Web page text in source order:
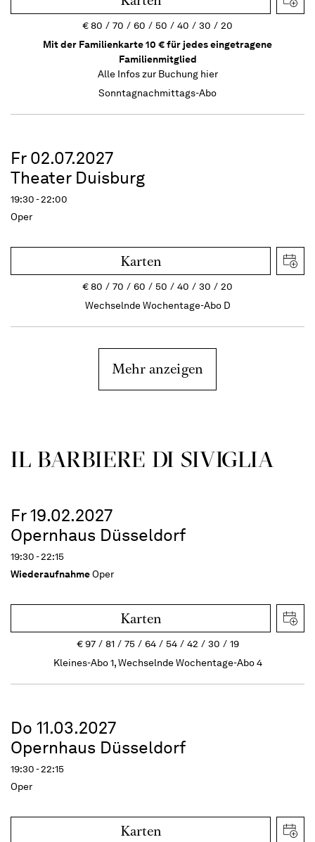
€80 70 60 50 40 30
20
Mit der Familienkarte 10 € für jedes eingetragene
Familienmitglied
Alle Infos zur Buchung hier
Sonntagnachmittags-Abo
Fr 02.07.2027
Theater Duisburg
19:30 - 22:00
Oper
Karten
€80 70 60 50 40 30
20
Wechselnde Wochentage-Abo D
Mehr anzeigen
IL BARBIERE DI SIVIGLIA
Fr 19.02.2027
Opernhaus Düsseldorf
19:30 - 22:15
WiederaufnahmeOper
Karten
€97 81 75 64 54 42 30
19
Kleines-Abo 1, Wechselnde Wochentage-Abo 4
Do 11.03.2027
Opernhaus Düsseldorf
19:30 - 22:15
Oper
Karten